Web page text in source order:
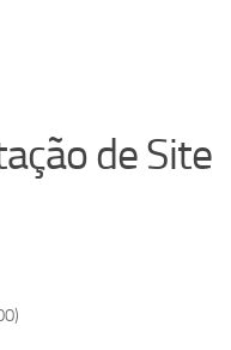
de Site